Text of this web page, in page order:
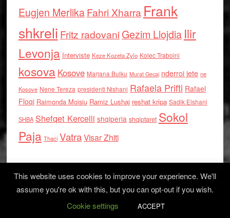
Eugjen MerlikaFahri Xharra Frank
shkreli Fritz radovaniGezim Llojdia Ilir
Levonja Interviste Keze Kozeta Zylo Kolec Traboini
kosova Kosove Marjana Bulku Murat Gecaj nderroi jete ne
Kosove Nene Tereza presidenti Nishani Rafaela Prifti Rafael
Floqi Raimonda Moisiu Ramiz Lushaj reshat kripa Sadik Elshani
SHBA Shefqet Kercelli shqiperia shqiptaret Sokol
Paja Thaci VatraVisar Zhiti
Log in
This website uses cookies to improve your experience. We'll
assume you're ok with this, but you can opt-out if you wish.
Cookie settings
ACCEPT